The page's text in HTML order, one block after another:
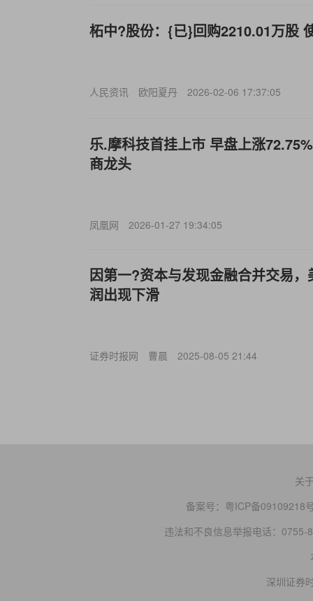
柘中?股份：{已}回购2210.01万股
人民资讯 欧阳夏丹 2026-02-06 17:37:05
乐.摩科技首挂上市 早盘上涨
商龙头
凤凰网 2026-01-27 19:34:05
因第一?资本与发现金融合并交易
润出现下滑
证券时报网 曹晨 2025-08-05 21:44
关
备案号： 粤ICP备09109218
违法和不良信息举报电话：0755-
深圳证券